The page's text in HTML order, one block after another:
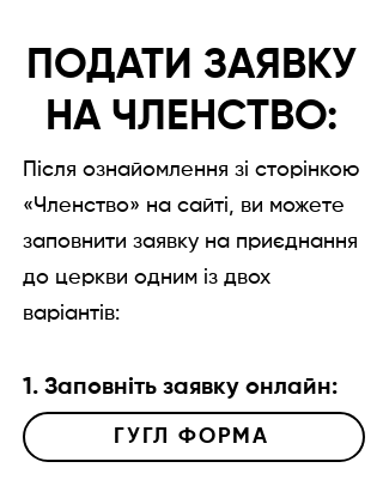
ПОДАТИ ЗАЯВКУ
НА ЧЛЕНСТВО:
Після ознайомлення зі сторінкою
«Членство» на сайтi, ви можете
заповнити заявку на приєднання
до церкви одним із двох
варіантів:
1. Заповніть заявку онлайн:
ГУГЛ ФОРМА